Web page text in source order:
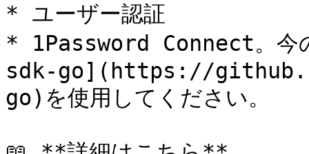
* ユーザー認証
* 1Password Connect。
sdk-go](https://
go)を使用してください。